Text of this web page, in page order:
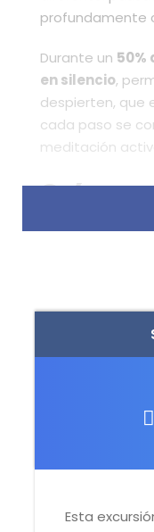
Esta
profundamente
Durante un 50%
en silencio,
despierten, que
cada paso se
meditación
Agua
arroyo de la
. A
curso de agua